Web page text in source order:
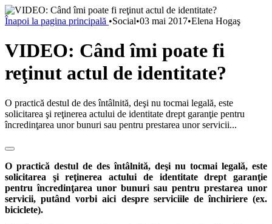
Înapoi la pagina principală •Social•03 mai 2017•Elena Hogaş
VIDEO: Când îmi poate fi
reţinut actul de identitate?
O practică destul de des întâlnită, deşi nu tocmai legală, este
solicitarea şi reţinerea actului de identitate drept garanţie pentru
încredinţarea unor bunuri sau pentru prestarea unor servicii...
O practică destul de des întâlnită, deşi nu tocmai legală, este
solicitarea şi reţinerea actului de identitate drept garanţie
pentru încredinţarea unor bunuri sau pentru prestarea unor
servicii, putând vorbi aici despre serviciile de închiriere (ex.
biciclete).